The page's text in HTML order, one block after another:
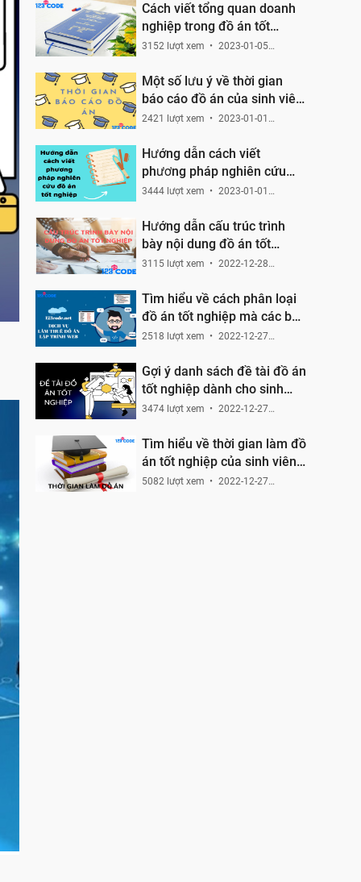
Cách viết tổng quan doanh
nghiệp trong đồ án tốt
nghiệp
3152 lượt xem
2023-01-05
Một số lưu ý về thời gian
báo cáo đồ án của sinh viên
CNTT
2421 lượt xem
2023-01-01
Hướng dẫn cách viết
phương pháp nghiên cứu
trong bài đồ án tốt nghiệp
3444 lượt xem
2023-01-01
Hướng dẫn cấu trúc trình
bày nội dung đồ án tốt
nghiệp
3115 lượt xem
2022-12-28
Tìm hiểu về cách phân loại
đồ án tốt nghiệp mà các bạn
cần nắm
2518 lượt xem
2022-12-27
Gợi ý danh sách đề tài đồ án
tốt nghiệp dành cho sinh
viên CNTT
3474 lượt xem
2022-12-27
Tìm hiểu về thời gian làm đồ
án tốt nghiệp của sinh viên
CNTT
5082 lượt xem
2022-12-27